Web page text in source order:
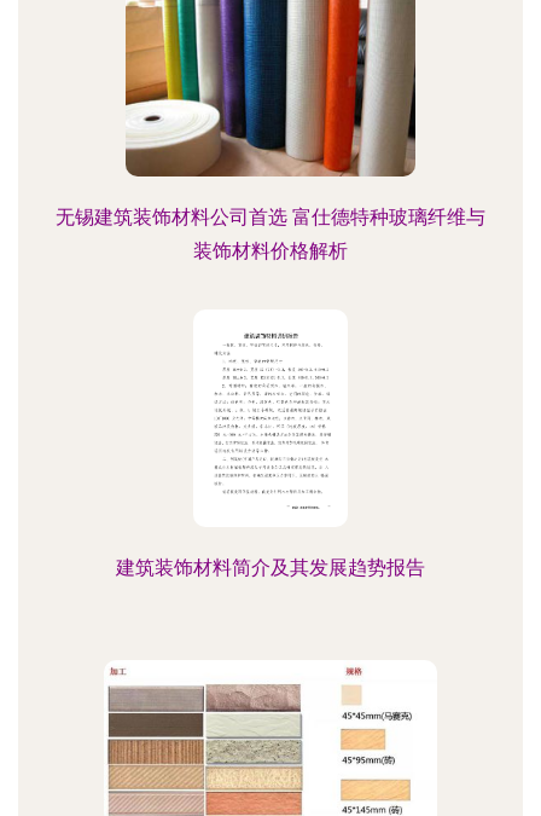
无锡建筑装饰材料公司首选 富仕德特种玻璃纤维与
装饰材料价格解析
建筑装饰材料简介及其发展趋势报告